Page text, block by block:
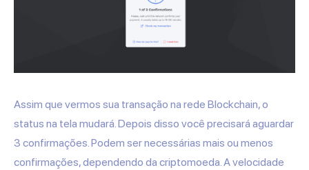
Assim que vermos sua transação na rede Blockchain, o
status na tela mudará. Depois disso você precisará aguardar
3 confirmações. Podem ser necessárias mais ou menos
confirmações, dependendo da criptomoeda. A velocidade